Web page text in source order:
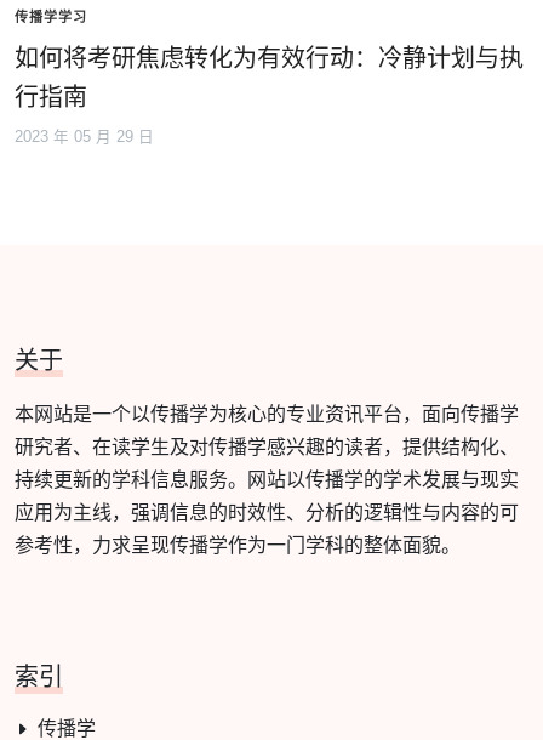
传播学学习
如何将考研焦虑转化为有效行动：冷静计划与执
行指南
2023 年 05 月 29 日
关于
本网站是一个以传播学为核心的专业资讯平台，面向传播学
研究者、在读学生及对传播学感兴趣的读者，提供结构化、
持续更新的学科信息服务。网站以传播学的学术发展与现实
应用为主线，强调信息的时效性、分析的逻辑性与内容的可
参考性，力求呈现传播学作为一门学科的整体面貌。
索引
传播学